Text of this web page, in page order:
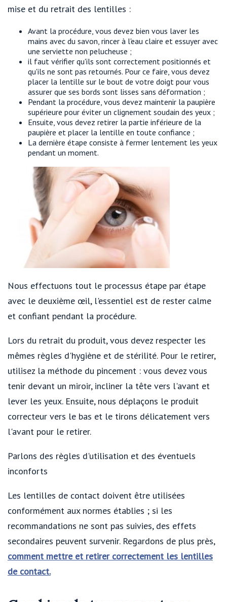
mise et du retrait des lentilles :
Avant la procédure, vous devez bien vous laver les
mains avec du savon, rincer à l'eau claire et essuyer avec
une serviette non pelucheuse ;
il faut vérifier qu'ils sont correctement positionnés et
qu'ils ne sont pas retournés. Pour ce faire, vous devez
placer la lentille sur le bout de votre doigt pour vous
assurer que ses bords sont lisses sans déformation ;
Pendant la procédure, vous devez maintenir la paupière
supérieure pour éviter un clignement soudain des yeux ;
Ensuite, vous devez retirer la partie inférieure de la
paupière et placer la lentille en toute confiance ;
La dernière étape consiste à fermer lentement les yeux
pendant un moment.
Nous effectuons tout le processus étape par étape
avec le deuxième œil, l'essentiel est de rester calme
et confiant pendant la procédure.
Lors du retrait du produit, vous devez respecter les
mêmes règles d'hygiène et de stérilité. Pour le retirer,
utilisez la méthode du pincement : vous devez vous
tenir devant un miroir, incliner la tête vers l'avant et
lever les yeux. Ensuite, nous déplaçons le produit
correcteur vers le bas et le tirons délicatement vers
l'avant pour le retirer.
Parlons des règles d'utilisation et des éventuels
inconforts
Les lentilles de contact doivent être utilisées
conformément aux normes établies ; si les
recommandations ne sont pas suivies, des effets
secondaires peuvent survenir. Regardons de plus près,
comment mettre et retirer correctement les lentilles
de contact.